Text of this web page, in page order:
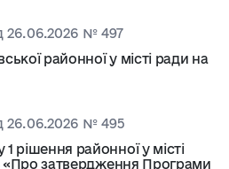
26.06.2026 № 497
районної у місті ради на
26.06.2026 № 495
рішення районної у місті
«Про затвердження Програми